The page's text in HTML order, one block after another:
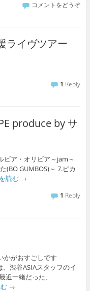
コメントをどうぞ
ライヴツアー
1 Reply
produce by サ
ビア・オリビア～jam～
(BO GUMBOS)～ 7.ピカ
読む →
1 Reply
かがおすごしです
渋谷ASIAスタッフのイ
一緒だった、
→